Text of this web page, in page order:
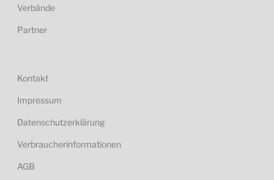
Verbände
Partner
Kontakt
Impressum
Datenschutzerklärung
Verbraucherinformationen
AGB